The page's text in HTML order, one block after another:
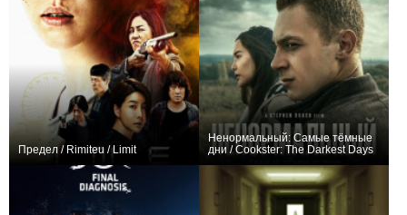
Предел / Rimiteu / Limit
Ненормальный: Самые тёмные
дни / Cookster: The Darkest Days